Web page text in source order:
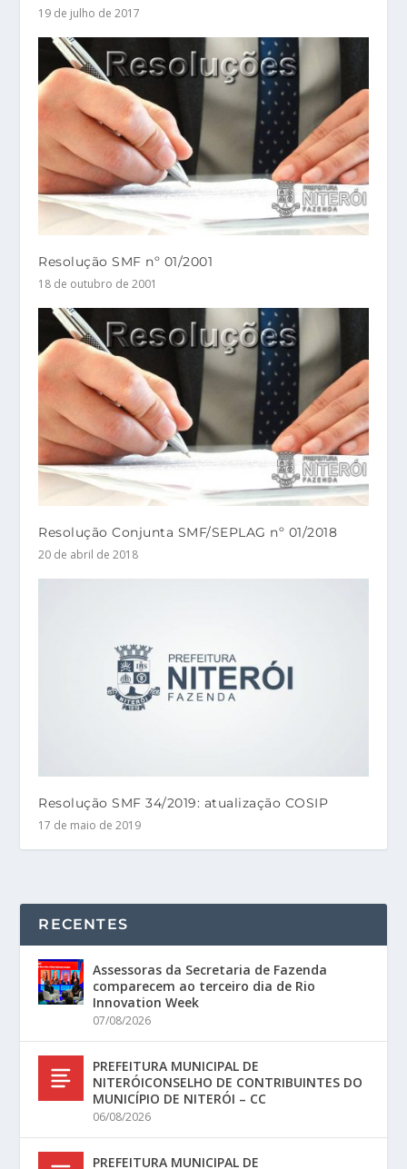
19 de julho de 2017
Resolução SMF nº 01/2001
18 de outubro de 2001
Resolução Conjunta SMF/SEPLAG nº 01/2018
20 de abril de 2018
Resolução SMF 34/2019: atualização COSIP
17 de maio de 2019
RECENTES
Assessoras da Secretaria de Fazenda
comparecem ao terceiro dia de Rio
Innovation Week
07/08/2026
PREFEITURA MUNICIPAL DE
NITERÓICONSELHO DE CONTRIBUINTES DO
MUNICÍPIO DE NITERÓI – CC
06/08/2026
PREFEITURA MUNICIPAL DE